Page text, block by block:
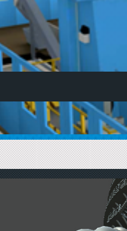
息化项目支撑，但决策层对企
管控平台，依次开发搭建公
企业各层级决策链，用数据为